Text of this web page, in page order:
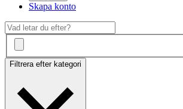
Skapa konto
Filtrera efter kategori